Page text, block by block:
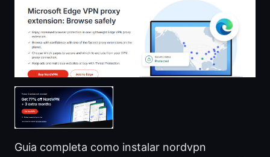
Guia completa como instalar nordvpn